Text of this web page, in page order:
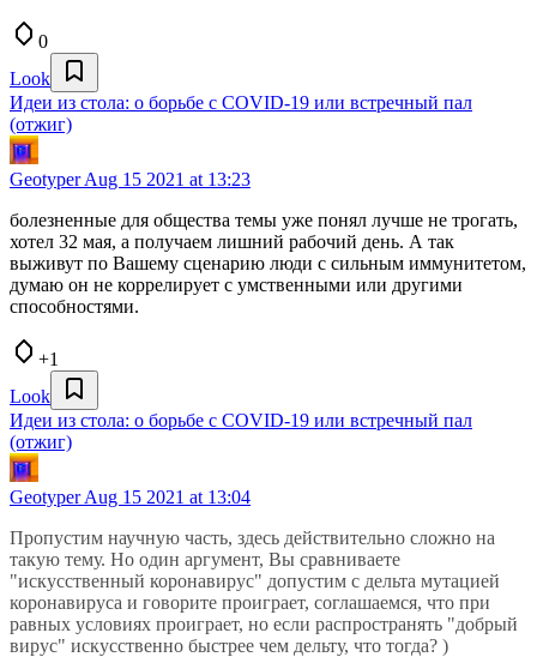
0
Look
Идеи из стола: о борьбе с COVID-19 или встречный пал
(отжиг)
GeotyperAug 15 2021 at 13:23
болезненные для общества темы уже понял лучше не трогать,
хотел 32 мая, а получаем лишний рабочий день. А так
выживут по Вашему сценарию люди с сильным иммунитетом,
думаю он не коррелирует с умственными или другими
способностями.
+1
Look
Идеи из стола: о борьбе с COVID-19 или встречный пал
(отжиг)
GeotyperAug 15 2021 at 13:04
Пропустим научную часть, здесь действительно сложно на
такую тему. Но один аргумент, Вы сравниваете
"искусственный коронавирус" допустим с дельта мутацией
коронавируса и говорите проиграет, соглашаемся, что при
равных условиях проиграет, но если распространять "добрый
вирус" искусственно быстрее чем дельту, что тогда? )